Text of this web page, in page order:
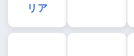
リア